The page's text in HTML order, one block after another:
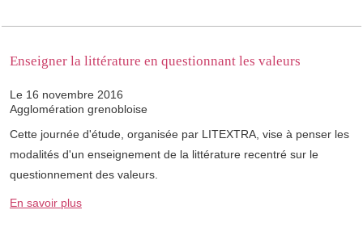
Enseigner la littérature en questionnant les valeurs
Le 16 novembre 2016
Agglomération grenobloise
Cette journée d'étude, organisée par LITEXTRA, vise à penser les
modalités d'un enseignement de la littérature recentré sur le
questionnement des valeurs.
En savoir plus